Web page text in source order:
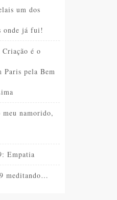
um dos
onde já fui!
é o
pela Bem
namorido,
Empatia
meditando…